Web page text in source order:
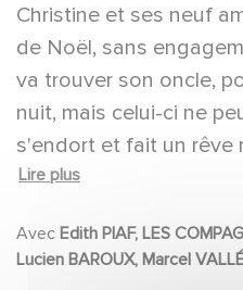
Christine et ses neuf
de Noël, sans
va trouver son oncle,
nuit, mais celui-ci ne
s'endort et fait un rêve
exécute un spectacle
se réalise. Elle
elle et ses amis.
Lire plus
Avec
Lucien BAROUX, Marcel VALLÉE, Elisabeth WELLS, Lucien